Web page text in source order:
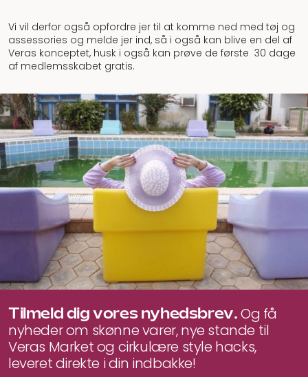
Vi vil derfor også opfordre jer til at komme ned med tøj og
assessories og melde jer ind, så i også kan blive en del af
Veras konceptet, husk i også kan prøve de første 30 dage
af medlemsskabet gratis.
Tilmeld dig vores nyhedsbrev.Og få
nyheder om skønne varer, nye stande til
Veras Market og cirkulære style hacks,
leveret direkte i din indbakke!